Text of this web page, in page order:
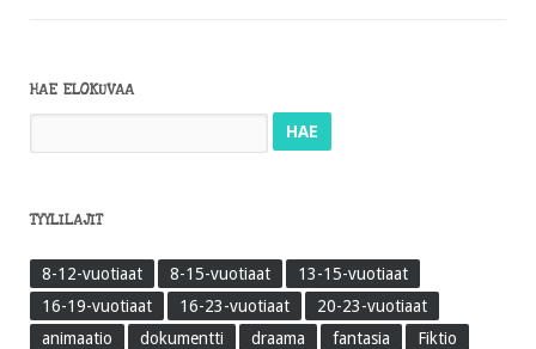
HAE ELOKUVAA
TYYLILAJIT
8-12-vuotiaat 8-15-vuotiaat
13-15-vuotiaat
16-19-vuotiaat
16-23-vuotiaat
20-23-vuotiaat
animaatio
dokumentti draama fantasia
Fiktio